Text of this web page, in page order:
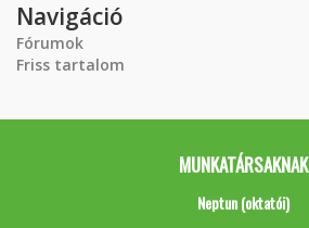
Navigáció
Fórumok
Friss tartalom
MUNKATÁRSAKNAK
Neptun (oktatói)